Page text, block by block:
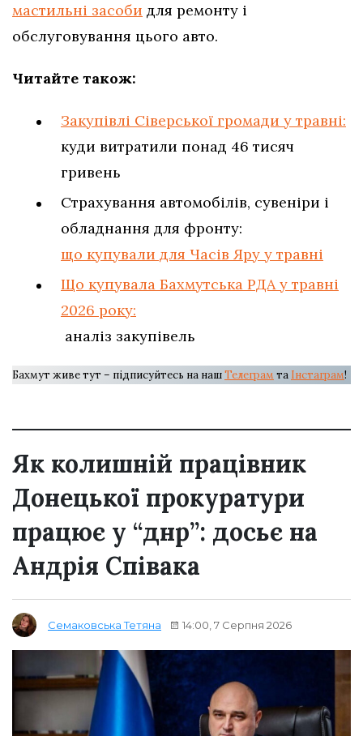
мастильні засоби для ремонту і
обслуговування цього авто.
Читайте також:
Закупівлі Сіверської громади у травні:
куди витратили понад 46 тисяч
гривень
Страхування автомобілів, сувеніри і
обладнання для фронту:
що купували для Часів Яру у травні
Що купувала Бахмутська РДА у травні
2026 року:
аналіз закупівель
Бахмут живе тут – підписуйтесь на нашТелеграм та Інстаграм!
Як колишній працівник
Донецької прокуратури
працює у “днр”: досьє на
Андрія Співака
Семаковська Тетяна 14:00, 7 Серпня 2026